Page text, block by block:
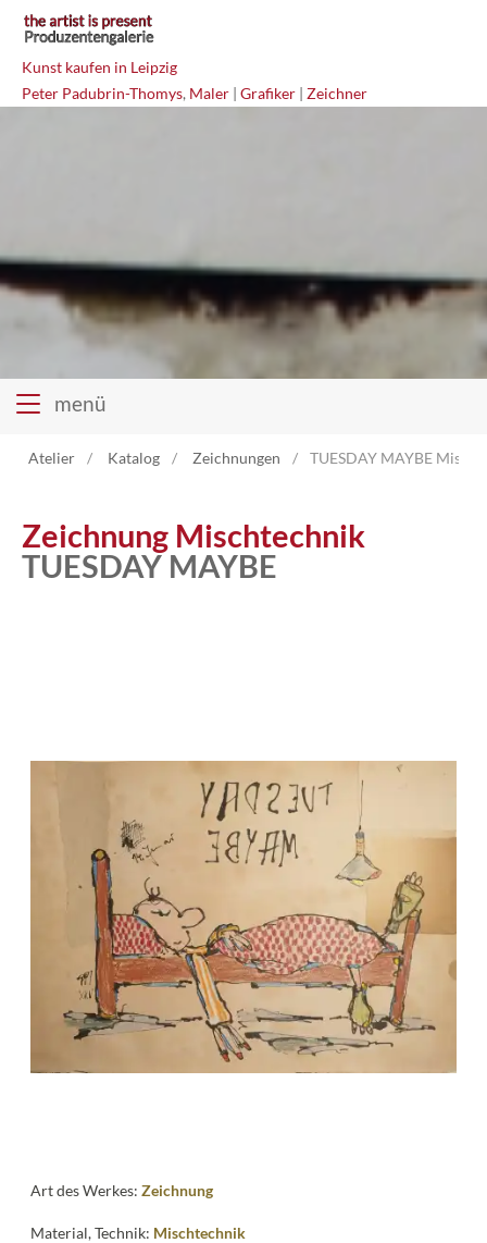
Kunst kaufen in Leipzig
Peter Padubrin-Thomys, Maler | Grafiker | Zeichner
menü
Atelier
News
Kontakt
Atelier Katalog Zeichnungen TUESDAY MAYBE
Zeichnung Mischtechnik
TUESDAY MAYBE
Art des Werkes:Zeichnung
Material, Technik: Mischtechnik